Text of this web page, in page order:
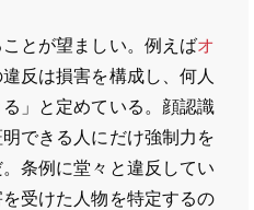
とが望ましい。例えばオ
反は損害を構成し、何人
」と定めている。顔認識
できる人にだけ強制力を
条例に堂々と違反してい
受けた人物を特定するの